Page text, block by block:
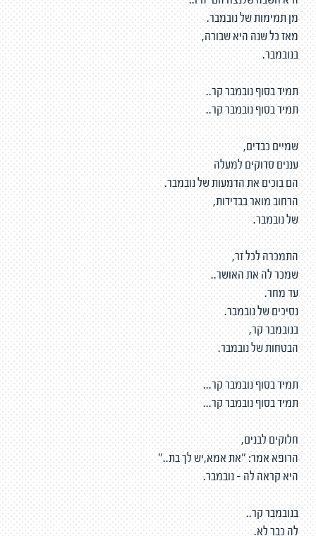
מן תמימות של נובמבר.
מאז כל שנה היא שבורה,
בנובמבר.
תמיד בסוף נובמבר קר..
תמיד בסוף נובמבר קר..
שמיים כבדים,
עננים סדוקים למעלה
הם בוכים את הדמעות של נובמבר.
הרחוב מואר בבדידות,
של נובמבר.
התמכרה לכל זר,
שמכר לה את האושר..
עד מחר.
נסיכים של נובמבר.
בנובמבר קר,
הבטחות של נובמבר.
תמיד בסוף נובמבר קר...
תמיד בסוף נובמבר קר...
חלוקים לבנים,
הרופא אמר: "את אמא,יש לך בת.."
היא קראה לה - נובמבר.
בנובמבר קר..
לה כבר לא.